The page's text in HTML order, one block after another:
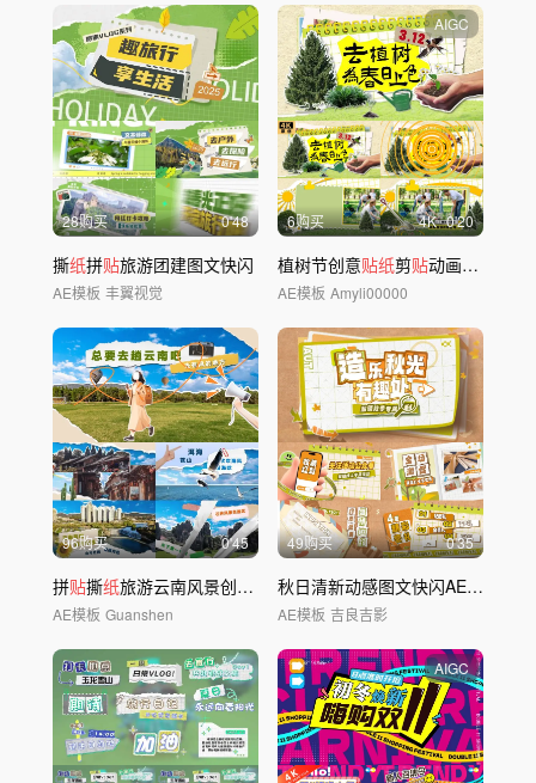
28购买 0'48
撕纸拼贴旅游团建图文快闪
AE模板 丰翼视觉
AIGC
6购买 4K 0'20
植树节创意贴纸剪贴动画动感图文模板
AE模板 Amyli00000
96购买 0'45
拼贴撕纸旅游云南风景创意片
AE模板 Guanshen
49购买 0'35
秋日清新动感图文快闪AE模板
AE模板 吉良吉影
AIGC